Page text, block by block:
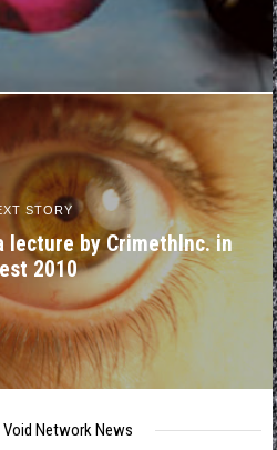
STORY
lecture by CrimethInc. in
2010
Network News